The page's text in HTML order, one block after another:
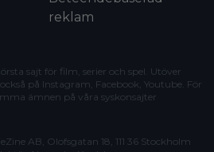
reklam
sajt för film, serier och spel. Utöver
på Instagram, Facebook, Youtube. För
ämnen på våra syskonsajter
AB, Olofsgatan 18, 111 36 Stockholm